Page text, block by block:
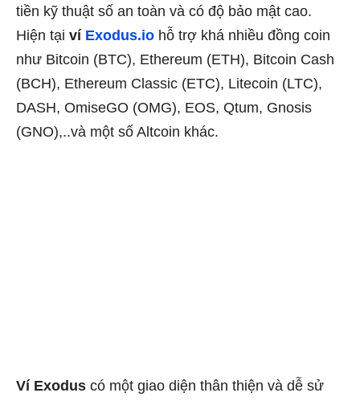
tiền kỹ thuật số an toàn và có độ bảo mật cao.
Hiện tại ví Exodus.io hỗ trợ khá nhiều đồng coin
như Bitcoin (BTC), Ethereum (ETH), Bitcoin Cash
(BCH), Ethereum Classic (ETC), Litecoin (LTC),
DASH, OmiseGO (OMG), EOS, Qtum, Gnosis
(GNO),..và một số Altcoin khác.
Ví Exodus có một giao diện thân thiện và dễ sử